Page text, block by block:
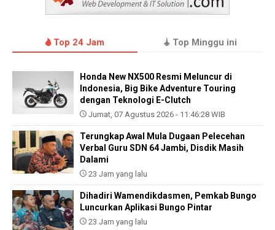
Top 24 Jam Top Minggu ini
Honda New NX500 Resmi Meluncur di
Indonesia, Big Bike Adventure Touring
dengan Teknologi E-Clutch
Jumat, 07 Agustus 2026 - 11:46:28 WIB
Terungkap Awal Mula Dugaan Pelecehan
Verbal Guru SDN 64 Jambi, Disdik Masih
Dalami
23 Jam yang lalu
Dihadiri Wamendikdasmen, Pemkab Bungo
Luncurkan Aplikasi Bungo Pintar
23 Jam yang lalu